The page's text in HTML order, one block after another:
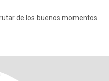
de los buenos momentos